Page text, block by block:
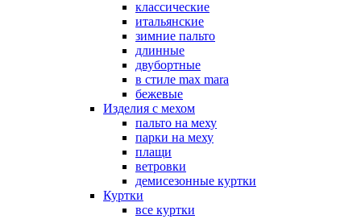
классические
итальянские
зимние пальто
длинные
двубортные
в стиле max mara
бежевые
Изделия с мехом
пальто на меху
парки на меху
плащи
ветровки
демисезонные куртки
Куртки
все куртки